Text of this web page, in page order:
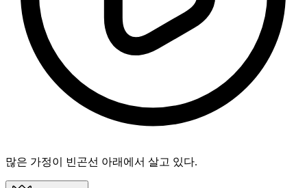
많은 가정이 빈곤선 아래에서 살고 있다.